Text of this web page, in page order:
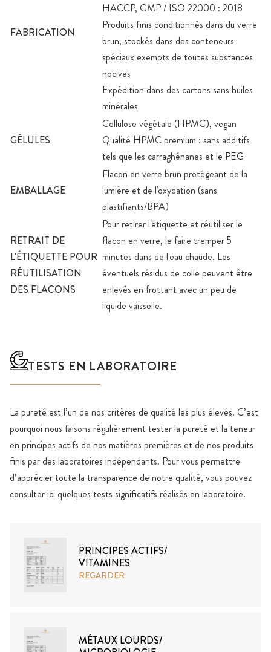
FABRICATION
HACCP, GMP / ISO 22000 : 2018
Produits finis conditionnés dans du verre
brun, stockés dans des conteneurs
spéciaux exempts de toutes substances
nocives
Expédition dans des cartons sans huiles
minérales
GÉLULES
Cellulose végétale (HPMC), vegan
Qualité HPMC premium : sans additifs
tels que les carraghénanes et le PEG
EMBALLAGE
Flacon en verre brun protégeant de la
lumière et de l'oxydation (sans
plastifiants/BPA)
RETRAIT DE
L'ÉTIQUETTE POUR
RÉUTILISATION
DES FLACONS
Pour retirer l'étiquette et réutiliser le
flacon en verre, le faire tremper 5
minutes dans de l'eau chaude. Les
éventuels résidus de colle peuvent être
enlevés en frottant avec un peu de
liquide vaisselle.
TESTS EN LABORATOIRE
La pureté est l’un de nos critères de qualité les plus élevés. C’est
pourquoi nous faisons régulièrement tester la pureté et la teneur
en principes actifs de nos matières premières et de nos produits
finis par des laboratoires indépendants. Pour vous permettre
d’apprécier toute la transparence de notre qualité, vous pouvez
consulter ici quelques tests significatifs réalisés en laboratoire.
PRINCIPES ACTIFS/
VITAMINES
REGARDER
MÉTAUX LOURDS/